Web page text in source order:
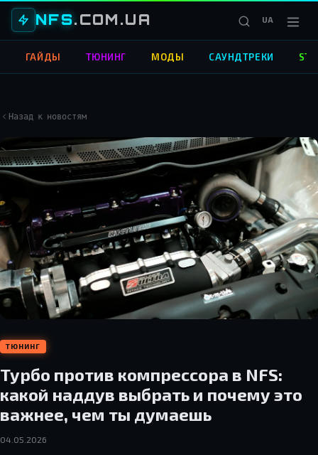
NFS.COM.UA UA
ГАЙДЫ ТЮНИНГ МОДЫ САУНДТРЕКИ
Назад к новостям
ТЮНИНГ
Турбо против компрессора в NFS:
какой наддув выбрать и почему это
важнее, чем ты думаешь
04.05.2026